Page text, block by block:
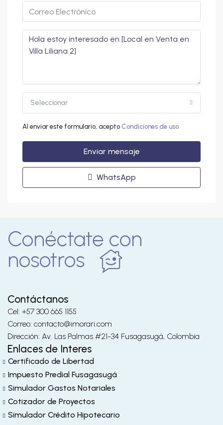
Seleccionar
Al enviar este formulario, acepto Condiciones de uso
Enviar mensaje
WhatsApp
Conéctate con
nosotros
Contáctanos
Cel: +57 300 665 1155
Correo: contacto@imorari.com
Dirección: Av. Las Palmas #21-34 Fusagasugá, Colombia
Enlaces de Interes
Certificado de Libertad
Impuesto Predial Fusagasugá
Simulador Gastos Notariales
Cotizador de Proyectos
Simulador Crédito Hipotecario